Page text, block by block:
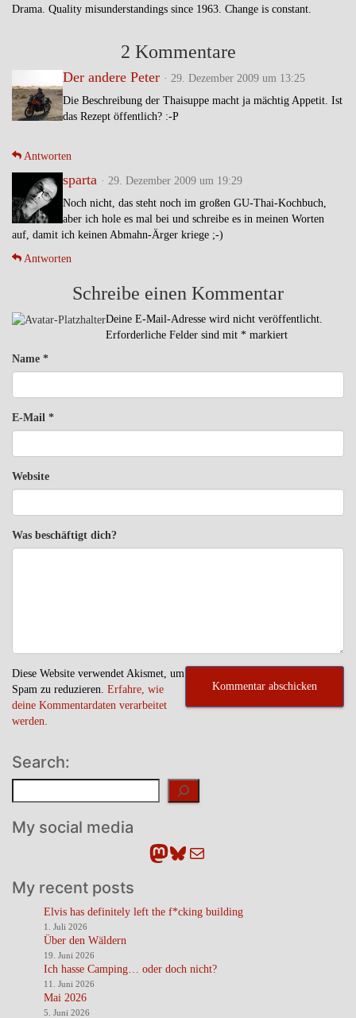
Drama. Quality misunderstandings since 1963. Change is constant.
2 Kommentare
Der andere Peter · 29. Dezember 2009 um 13:25
Die Beschreibung der Thaisuppe macht ja mächtig Appetit. Ist
das Rezept öffentlich? :-P
Antworten
sparta · 29. Dezember 2009 um 19:29
Noch nicht, das steht noch im großen GU-Thai-Kochbuch,
aber ich hole es mal bei und schreibe es in meinen Worten
auf, damit ich keinen Abmahn-Ärger kriege ;-)
Antworten
Schreibe einen Kommentar
Deine E-Mail-Adresse wird nicht veröffentlicht.
Erforderliche Felder sind mit * markiert
Name *
E-Mail *
Website
Was beschäftigt dich?
Diese Website verwendet Akismet, um
Spam zu reduzieren. Erfahre, wie
deine Kommentardaten verarbeitet
werden.
Search:
My social media
Mastodon
Bluesky
E-Mail
My recent posts
Elvis has definitely left the f*cking building
1. Juli 2026
Über den Wäldern
19. Juni 2026
Ich hasse Camping… oder doch nicht?
11. Juni 2026
Mai 2026
5. Juni 2026